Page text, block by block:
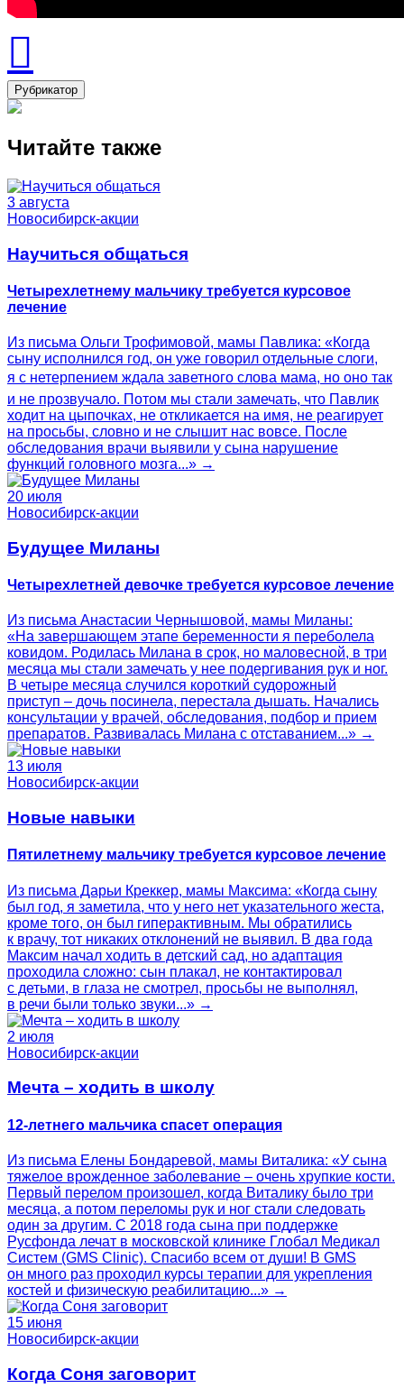
Рубрикатор
Читайте также
3 августа
Новосибирск-акции
Научиться общаться
Четырехлетнему мальчику требуется курсовое
лечение
Из письма Ольги Трофимовой, мамы Павлика: «Когда
сыну исполнился год, он уже говорил отдельные слоги,
я с нетерпением ждала заветного слова мама, но оно так
и не прозвучало. Потом мы стали замечать, что Павлик
ходит на цыпочках, не откликается на имя, не реагирует
на просьбы, словно и не слышит нас вовсе. После
обследования врачи выявили у сына нарушение
функций головного мозга...» →
20 июля
Новосибирск-акции
Будущее Миланы
Четырехлетней девочке требуется курсовое лечение
Из письма Анастасии Чернышовой, мамы Миланы:
«На завершающем этапе беременности я переболела
ковидом. Родилась Милана в срок, но маловесной, в три
месяца мы стали замечать у нее подергивания рук и ног.
В четыре месяца случился короткий судорожный
приступ – дочь посинела, перестала дышать. Начались
консультации у врачей, обследования, подбор и прием
препаратов. Развивалась Милана с отставанием...» →
13 июля
Новосибирск-акции
Новые навыки
Пятилетнему мальчику требуется курсовое лечение
Из письма Дарьи Креккер, мамы Максима: «Когда сыну
был год, я заметила, что у него нет указательного жеста,
кроме того, он был гиперактивным. Мы обратились
к врачу, тот никаких отклонений не выявил. В два года
Максим начал ходить в детский сад, но адаптация
проходила сложно: сын плакал, не контактировал
с детьми, в глаза не смотрел, просьбы не выполнял,
в речи были только звуки...» →
2 июля
Новосибирск-акции
Мечта – ходить в школу
12-летнего мальчика спасет операция
Из письма Елены Бондаревой, мамы Виталика: «У сына
тяжелое врожденное заболевание – очень хрупкие кости.
Первый перелом произошел, когда Виталику было три
месяца, а потом переломы рук и ног стали следовать
один за другим. С 2018 года сына при поддержке
Русфонда лечат в московской клинике Глобал Медикал
Систем (GMS Clinic). Спасибо всем от души! В GMS
он много раз проходил курсы терапии для укрепления
костей и физическую реабилитацию...» →
15 июня
Новосибирск-акции
Когда Соня заговорит